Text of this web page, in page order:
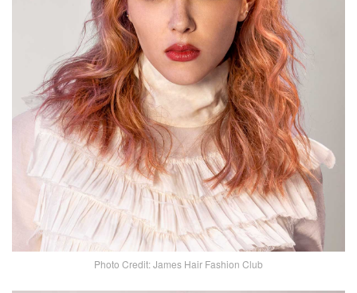
Photo Credit: James Hair Fashion Club